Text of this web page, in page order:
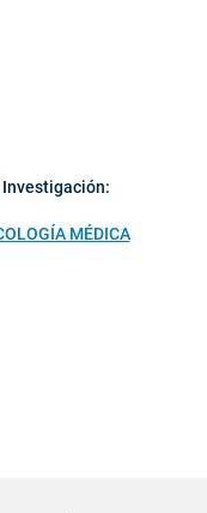
MÉDICA